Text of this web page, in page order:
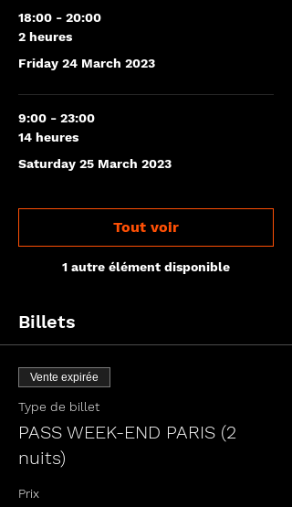
18:00 - 20:00
2 heures
Friday 24 March 2023
9:00 - 23:00
14 heures
Saturday 25 March 2023
1 autre élément disponible
Tout voir
Billets
Vente expirée
Type de billet
PASS WEEK-END PARIS (2
nuits)
Prix